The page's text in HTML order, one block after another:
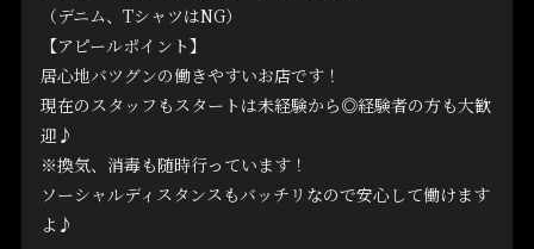
（デニム、TシャツはNG）
【アピールポイント】
居心地バツグンの働きやすいお店です！
現在のスタッフもスタートは未経験から◎経験者の方も大歓
迎♪
※換気、消毒も随時行っています！
ソーシャルディスタンスもバッチリなので安心して働けます
よ♪